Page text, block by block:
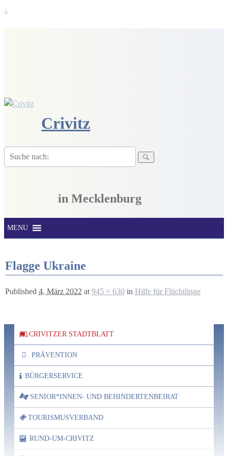
↓
Crivitz
Suche
nach:
in Mecklenburg
MENU
Flagge Ukraine
Published 4. März 2022 at 945 × 630 in Hilfe für Flüchtlinge
CRIVITZER STADTBLATT
PRÄVENTION
BÜRGERSERVICE
SENIOR*INNEN- UND BEHINDERTENBEIRAT
TOURISMUSVERBAND
RUND-UM-CRIVITZ